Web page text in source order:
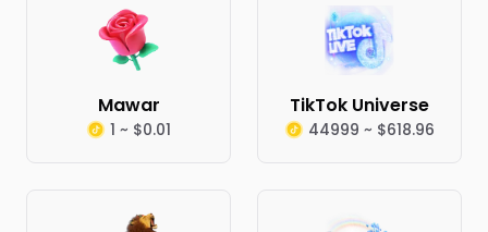
Mawar
1 ~ $0.01
TikTok Universe
44999 ~ $618.96